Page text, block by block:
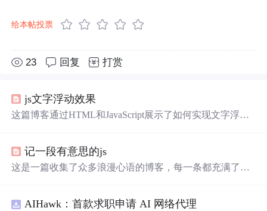
给本帖投票
23 回复 打赏
js文字浮动效果
这篇博客通过HTML和JavaScript展示了如何实现文字浮动
在页面上随机飘动的视觉效果。此外，文中还包含了对CS
S样式和JavaScript事件监听的运用，增加了互动性和趣味
记一段有意思的js
这是一篇收集了众多浪漫心语的博客，每一条都充满了甜
的独特情感，仿佛每个瞬间都因你而闪耀。这些话语如同
AIHawk：首款求职申请 AI 网络代理